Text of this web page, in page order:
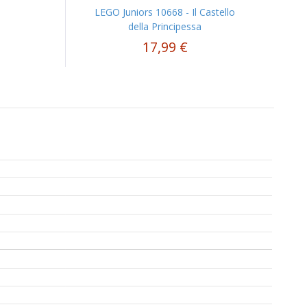
LEGO Juniors 10668 - Il Castello
della Principessa
17,99 €